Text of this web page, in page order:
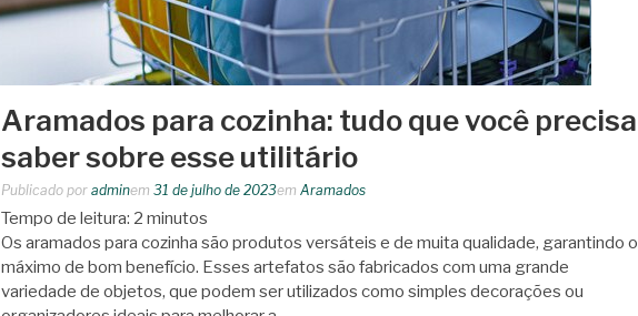
Aramados para cozinha: tudo que você precisa
saber sobre esse utilitário
Publicado por adminem 31 de julho de 2023em Aramados
Tempo de leitura: 2 minutos
Os aramados para cozinha são produtos versáteis e de muita qualidade, garantindo o
máximo de bom benefício. Esses artefatos são fabricados com uma grande
variedade de objetos, que podem ser utilizados como simples decorações ou